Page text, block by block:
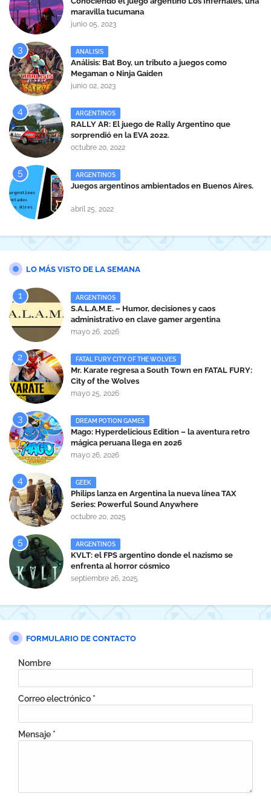
maravilla tucumana
junio 05, 2023
ANALISIS
Análisis: Bat Boy, un tributo a juegos como
Megaman o Ninja Gaiden
junio 02, 2023
ARGENTINOS
RALLY AR: El juego de Rally Argentino que
sorprendió en la EVA 2022.
octubre 20, 2022
ARGENTINOS
Juegos argentinos ambientados en Buenos Aires.
abril 25, 2022
LO MÁS VISTO DE LA SEMANA
ARGENTINOS
S.A.L.A.M.E. – Humor, decisiones y caos
administrativo en clave gamer argentina
mayo 26, 2026
FATAL FURY CITY OF THE WOLVES
Mr. Karate regresa a South Town en FATAL FURY:
City of the Wolves
mayo 25, 2026
DREAM POTION GAMES
Mago: Hyperdelicious Edition – la aventura retro
mágica peruana llega en 2026
mayo 26, 2026
GEEK
Philips lanza en Argentina la nueva línea TAX
Series: Powerful Sound Anywhere
octubre 20, 2025
ARGENTINOS
KVLT: el FPS argentino donde el nazismo se
enfrenta al horror cósmico
septiembre 26, 2025
FORMULARIO DE CONTACTO
Nombre
Correo electrónico *
Mensaje *